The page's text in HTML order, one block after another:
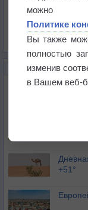
Осадки
Облачность
Список всех карт
НОВОЕ О ПОГОДЕ
Июль в
В
+51°
Политике
Вы также
полностью
изменив
в Вашем веб-